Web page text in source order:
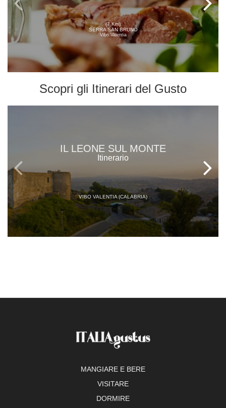
(7 Km)
SERRA SAN BRUNO
Vibo Valentia
Scopri gli Itinerari del Gusto
IL LEONE SUL MONTE
Itinerario
VIBO VALENTIA (CALABRIA)
MANGIARE E BERE
VISITARE
DORMIRE